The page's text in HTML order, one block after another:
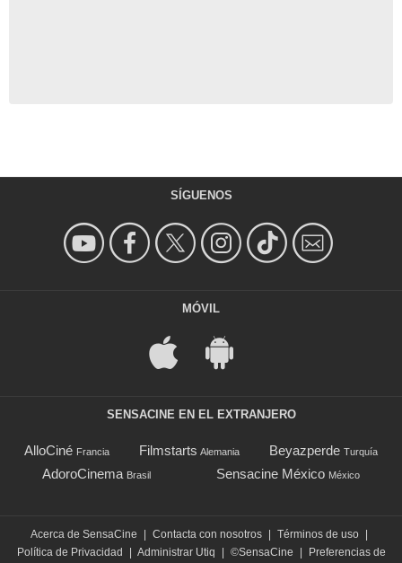
SÍGUENOS
MÓVIL
SENSACINE EN EL EXTRANJERO
AlloCiné Francia Filmstarts Alemania Beyazperde Turquía
AdoroCinema Brasil Sensacine México México
Acerca de SensaCine | Contacta con nosotros | Términos de uso |
Política de Privacidad
| Administrar Utiq | ©SensaCine | Preferencias de